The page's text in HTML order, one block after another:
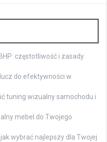
częstotliwość i zasady
do efektywności w
tuning wizualny samochodu i
mebel do Twojego
wybrać najlepszy dla Twojej